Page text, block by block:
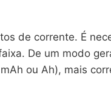
de corrente. É
De um modo
ou Ah), mais